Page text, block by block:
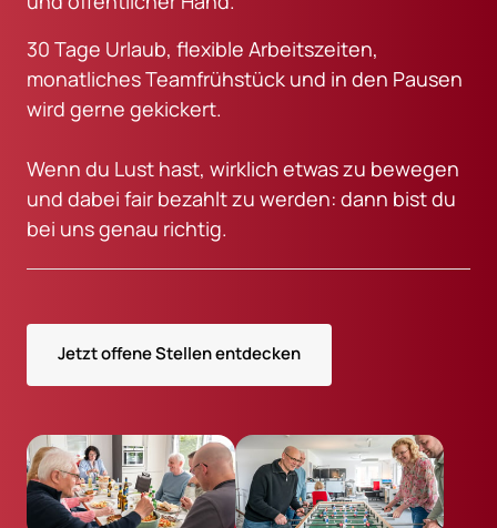
30 Tage Urlaub, flexible Arbeitszeiten,
monatliches Teamfrühstück und in den Pausen
wird gerne gekickert.
Wenn du Lust hast, wirklich etwas zu bewegen
und dabei fair bezahlt zu werden: dann bist du
bei uns genau richtig.
Jetzt offene Stellen entdecken